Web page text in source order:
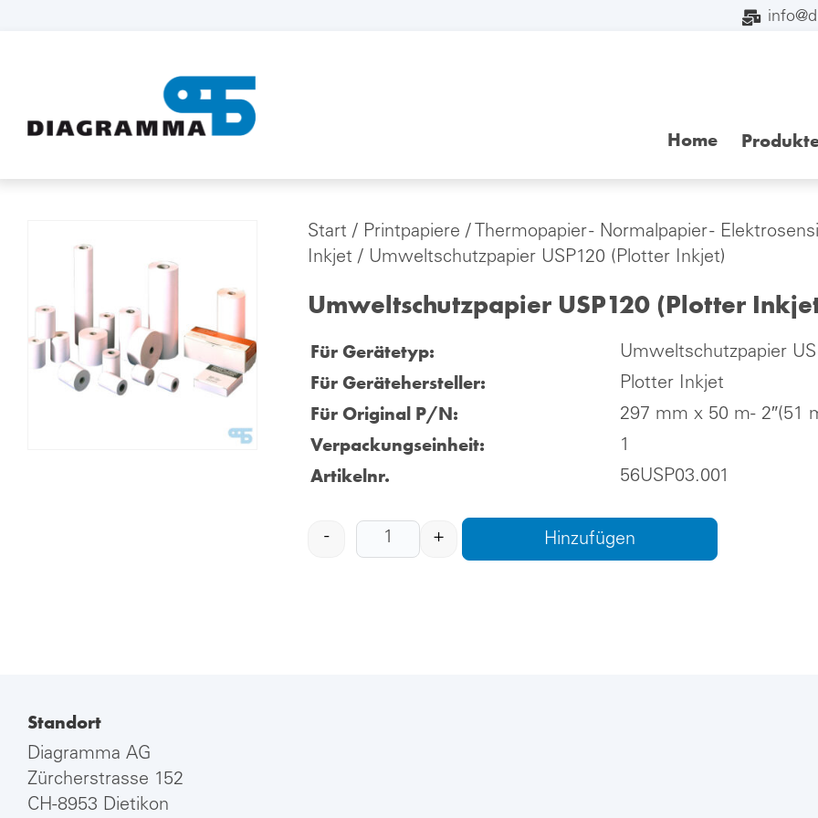
Home
Start / Printpapiere / Thermopapier - Normalpapier -
Inkjet / Umweltschutzpapier USP120 (Plotter Inkjet)
Umweltschutzpapier USP120 (Plotter
Für Gerätetyp: Umweltschutzpapier
Für Gerätehersteller: Plotter Inkjet
Für Original P/N: 297 mm x 50 m- 2″(51
Verpackungseinheit: 1
Artikelnr. 56USP03.001
- + Hinzufügen
Standort
Diagramma AG
Zürcherstrasse 152
CH-8953 Dietikon